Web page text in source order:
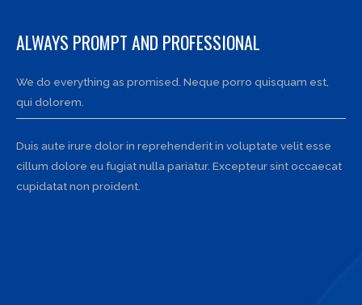
ALWAYS PROMPT AND PROFESSIONAL
We do everything as promised. Neque porro quisquam est,
qui dolorem.
Duis aute irure dolor in reprehenderit in voluptate velit esse
cillum dolore eu fugiat nulla pariatur. Excepteur sint occaecat
cupidatat non proident.